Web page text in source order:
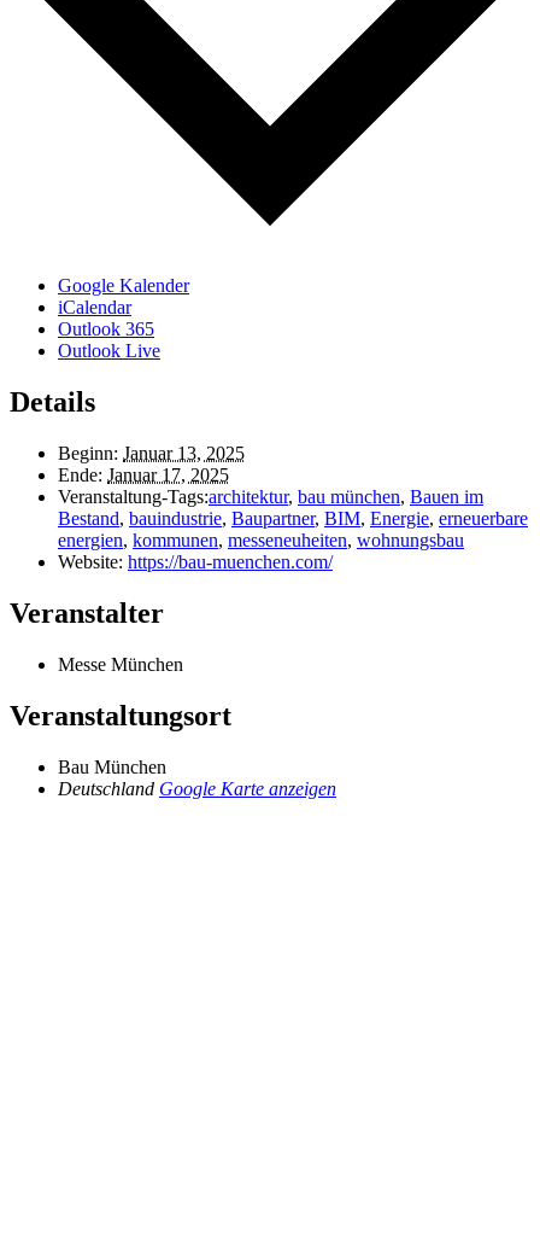
Google Kalender
iCalendar
Outlook 365
Outlook Live
Details
Beginn: Januar 13, 2025
Ende: Januar 17, 2025
Veranstaltung-Tags:architektur, bau münchen, Bauen im
Bestand, bauindustrie, Baupartner, BIM, Energie, erneuerbare
energien, kommunen, messeneuheiten, wohnungsbau
Website: https://bau-muenchen.com/
Veranstalter
Messe München
Veranstaltungsort
Bau München
Deutschland Google Karte anzeigen